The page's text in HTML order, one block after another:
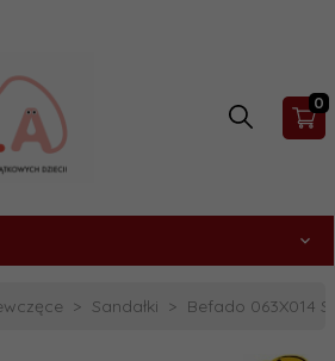
0
Sandałki Befado 063X014